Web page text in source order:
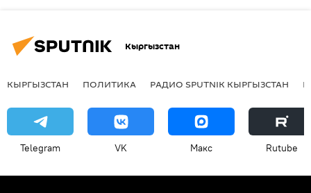
Кыргызстан
КЫРГЫЗСТАН ПОЛИТИКА РАДИО SPUTNIK КЫРГЫЗСТАН
Telegram VK Макс Rutube